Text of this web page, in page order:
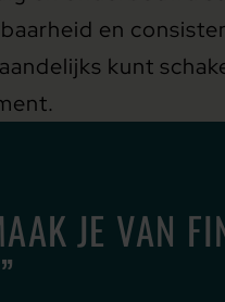
en
kunt
JE VAN